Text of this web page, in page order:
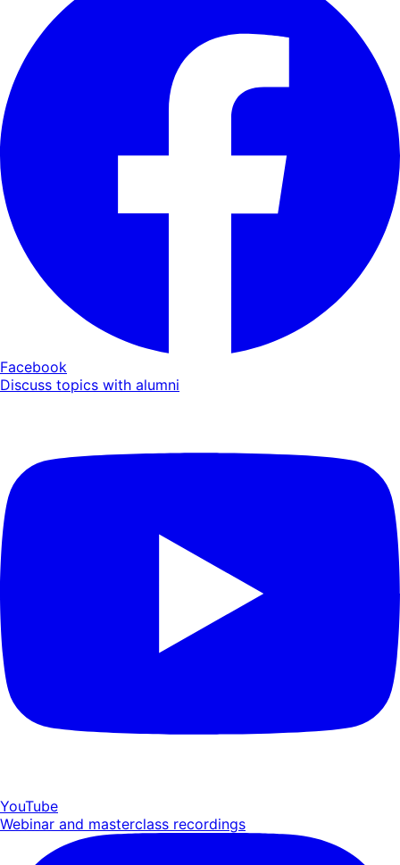
Facebook
Discuss topics with alumni
YouTube
Webinar and masterclass recordings